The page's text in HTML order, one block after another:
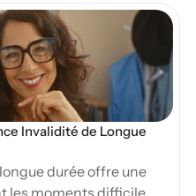
Invalidité de Longue
durée offre une
les moments difficiles.